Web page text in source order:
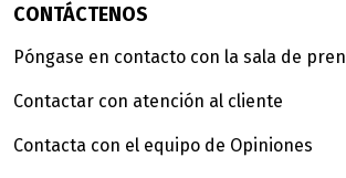
CONTÁCTENOS
Póngase en contacto con la sala de
Contactar con atención al cliente
Contacta con el equipo de Opiniones